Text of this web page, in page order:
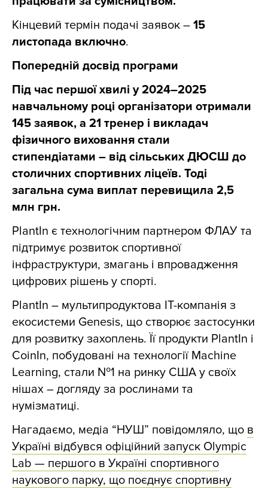
Кінцевий термін подачі заявок – 15
листопада включно.
Попередній досвід програми
Під час першої хвилі у 2024–2025
навчальному році організатори отримали
145 заявок, а 21 тренер і викладач
фізичного виховання стали
стипендіатами – від сільських ДЮСШ до
столичних спортивних ліцеїв. Тоді
загальна сума виплат перевищила 2,5
млн грн.
PlantIn є технологічним партнером ФЛАУ та
підтримує розвиток спортивної
інфраструктури, змагань і впровадження
цифрових рішень у спорті.
PlantIn – мультипродуктова IT-компанія з
екосистеми Genesis, що створює застосунки
для розвитку захоплень. Її продукти PlantIn і
CoinIn, побудовані на технології Machine
Learning, стали №1 на ринку США у своїх
нішах – догляду за рослинами та
нумізматиці.
Нагадаємо, медіа “НУШ” повідомляло, що в
Україні відбувся офіційний запуск Olympic
Lab — першого в Україні спортивного
наукового парку, що поєднує спортивну